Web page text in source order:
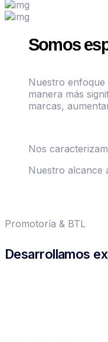
Somos
Nuestro
manera más
marcas,
Nos
Nuestro alcance
Promotoría & BTL
Desarrollamos